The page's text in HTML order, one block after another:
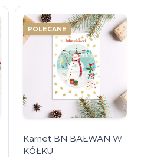
POLECANE
Karnet BN BAŁWAN W
KÓŁKU